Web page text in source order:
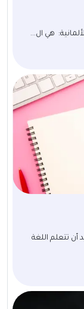
هي ال...
أن تتعلم اللغة